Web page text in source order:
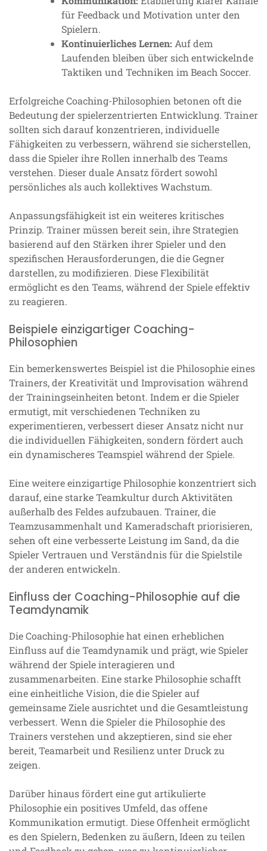
für Feedback und Motivation unter den
Spielern.
Kontinuierliches Lernen: Auf dem
Laufenden bleiben über sich entwickelnde
Taktiken und Techniken im Beach Soccer.
Erfolgreiche Coaching-Philosophien betonen oft die
Bedeutung der spielerzentrierten Entwicklung. Trainer
sollten sich darauf konzentrieren, individuelle
Fähigkeiten zu verbessern, während sie sicherstellen,
dass die Spieler ihre Rollen innerhalb des Teams
verstehen. Dieser duale Ansatz fördert sowohl
persönliches als auch kollektives Wachstum.
Anpassungsfähigkeit ist ein weiteres kritisches
Prinzip. Trainer müssen bereit sein, ihre Strategien
basierend auf den Stärken ihrer Spieler und den
spezifischen Herausforderungen, die die Gegner
darstellen, zu modifizieren. Diese Flexibilität
ermöglicht es den Teams, während der Spiele effektiv
zu reagieren.
Beispiele einzigartiger Coaching-
Philosophien
Ein bemerkenswertes Beispiel ist die Philosophie eines
Trainers, der Kreativität und Improvisation während
der Trainingseinheiten betont. Indem er die Spieler
ermutigt, mit verschiedenen Techniken zu
experimentieren, verbessert dieser Ansatz nicht nur
die individuellen Fähigkeiten, sondern fördert auch
ein dynamischeres Teamspiel während der Spiele.
Eine weitere einzigartige Philosophie konzentriert sich
darauf, eine starke Teamkultur durch Aktivitäten
außerhalb des Feldes aufzubauen. Trainer, die
Teamzusammenhalt und Kameradschaft priorisieren,
sehen oft eine verbesserte Leistung im Sand, da die
Spieler Vertrauen und Verständnis für die Spielstile
der anderen entwickeln.
Einfluss der Coaching-Philosophie auf die
Teamdynamik
Die Coaching-Philosophie hat einen erheblichen
Einfluss auf die Teamdynamik und prägt, wie Spieler
während der Spiele interagieren und
zusammenarbeiten. Eine starke Philosophie schafft
eine einheitliche Vision, die die Spieler auf
gemeinsame Ziele ausrichtet und die Gesamtleistung
verbessert. Wenn die Spieler die Philosophie des
Trainers verstehen und akzeptieren, sind sie eher
bereit, Teamarbeit und Resilienz unter Druck zu
zeigen.
Darüber hinaus fördert eine gut artikulierte
Philosophie ein positives Umfeld, das offene
Kommunikation ermutigt. Diese Offenheit ermöglicht
es den Spielern, Bedenken zu äußern, Ideen zu teilen